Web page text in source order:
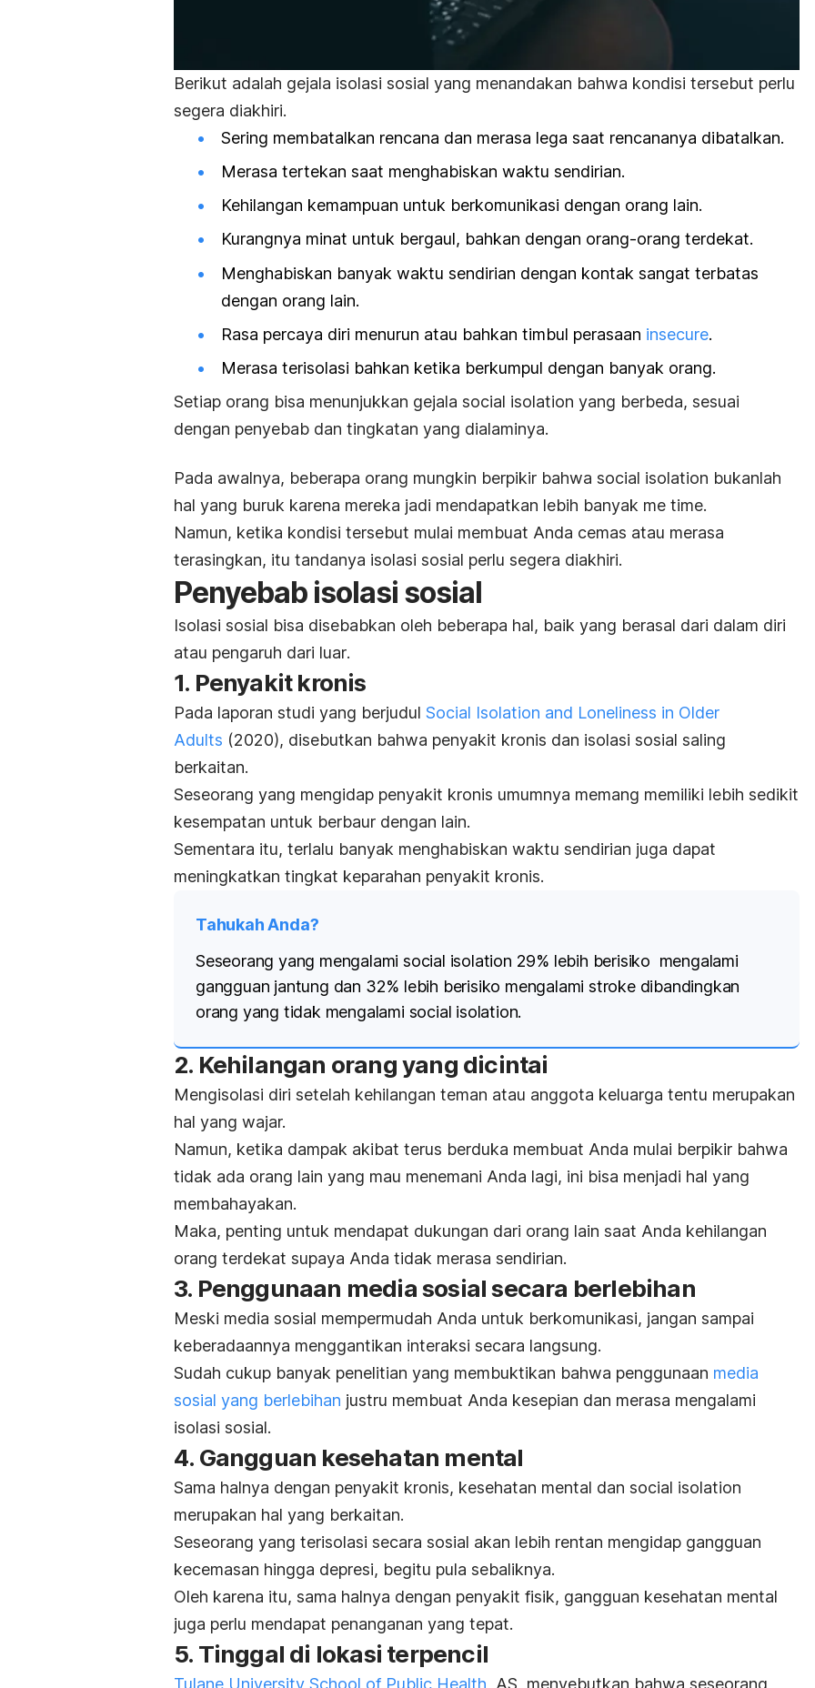
Berikut adalah gejala isolasi sosial yang menandakan bahwa kondisi tersebut perlu
segera diakhiri.
Sering membatalkan rencana dan merasa lega saat rencananya dibatalkan.
Merasa tertekan saat menghabiskan waktu sendirian.
Kehilangan kemampuan untuk berkomunikasi dengan orang lain.
Kurangnya minat untuk bergaul, bahkan dengan orang-orang terdekat.
Menghabiskan banyak waktu sendirian dengan kontak sangat terbatas
dengan orang lain.
Rasa percaya diri menurun atau bahkan timbul perasaan insecure.
Merasa terisolasi bahkan ketika berkumpul dengan banyak orang.
Setiap orang bisa menunjukkan gejala social isolation yang berbeda, sesuai
dengan penyebab dan tingkatan yang dialaminya.
Pada awalnya, beberapa orang mungkin berpikir bahwa social isolation bukanlah
hal yang buruk karena mereka jadi mendapatkan lebih banyak me time.
Namun, ketika kondisi tersebut mulai membuat Anda cemas atau merasa
terasingkan, itu tandanya isolasi sosial perlu segera diakhiri.
Penyebab isolasi sosial
Isolasi sosial bisa disebabkan oleh beberapa hal, baik yang berasal dari dalam diri
atau pengaruh dari luar.
1. Penyakit kronis
Pada laporan studi yang berjudul Social Isolation and Loneliness in Older
Adults (2020), disebutkan bahwa penyakit kronis dan isolasi sosial saling
berkaitan.
Seseorang yang mengidap penyakit kronis umumnya memang memiliki lebih sedikit
kesempatan untuk berbaur dengan lain.
Sementara itu, terlalu banyak menghabiskan waktu sendirian juga dapat
meningkatkan tingkat keparahan penyakit kronis.
Tahukah Anda?
Seseorang yang mengalami social isolation 29% lebih berisiko mengalami
gangguan jantung dan 32% lebih berisiko mengalami stroke dibandingkan
orang yang tidak mengalami social isolation.
2. Kehilangan orang yang dicintai
Mengisolasi diri setelah kehilangan teman atau anggota keluarga tentu merupakan
hal yang wajar.
Namun, ketika dampak akibat terus berduka membuat Anda mulai berpikir bahwa
tidak ada orang lain yang mau menemani Anda lagi, ini bisa menjadi hal yang
membahayakan.
Maka, penting untuk mendapat dukungan dari orang lain saat Anda kehilangan
orang terdekat supaya Anda tidak merasa sendirian.
3. Penggunaan media sosial secara berlebihan
Meski media sosial mempermudah Anda untuk berkomunikasi, jangan sampai
keberadaannya menggantikan interaksi secara langsung.
Sudah cukup banyak penelitian yang membuktikan bahwa penggunaan media
sosial yang berlebihan justru membuat Anda kesepian dan merasa mengalami
isolasi sosial.
4. Gangguan kesehatan mental
Sama halnya dengan penyakit kronis, kesehatan mental dan social isolation
merupakan hal yang berkaitan.
Seseorang yang terisolasi secara sosial akan lebih rentan mengidap gangguan
kecemasan hingga depresi, begitu pula sebaliknya.
Oleh karena itu, sama halnya dengan penyakit fisik, gangguan kesehatan mental
juga perlu mendapat penanganan yang tepat.
5. Tinggal di lokasi terpencil
Tulane University School of Public Health , AS, menyebutkan bahwa seseorang